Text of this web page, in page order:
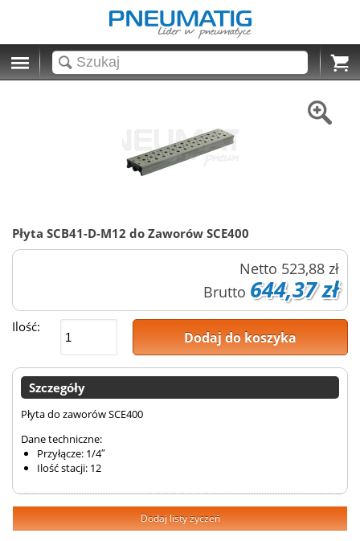
Cart
Płyta SCB41-D-M12 do Zaworów SCE400
Netto 523,88 zł
Brutto 644,37 zł
Ilość:
Dodaj do koszyka
Szczegóły
Płyta do zaworów SCE400
Dane techniczne:
Przyłącze: 1/4″
Ilość stacji: 12
Dodaj listy życzeń